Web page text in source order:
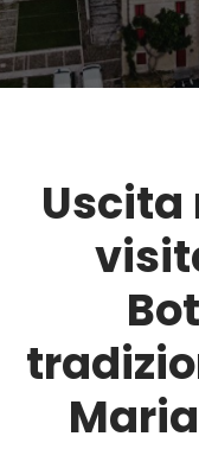
Uscita